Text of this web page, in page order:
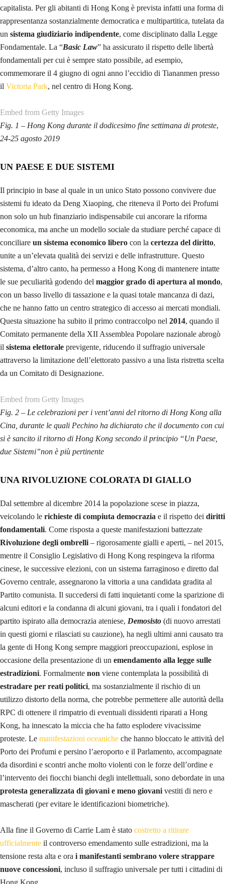
capitalista. Per gli abitanti di Hong Kong è prevista infatti una forma di
rappresentanza sostanzialmente democratica e multipartitica, tutelata da
un sistema giudiziario indipendente, come disciplinato dalla Legge
Fondamentale. La “Basic Law” ha assicurato il rispetto delle libertà
fondamentali per cui è sempre stato possibile, ad esempio,
commemorare il 4 giugno di ogni anno l’eccidio di Tiananmen presso
il Victoria Park, nel centro di Hong Kong.
Embed from Getty Images
Fig. 1 – Hong Kong durante il dodicesimo fine settimana di proteste
24-25 agosto 2019
UN PAESE E DUE SISTEMI
Il principio in base al quale in un unico Stato possono convivere due
sistemi fu ideato da Deng Xiaoping, che riteneva il Porto dei Profumi
non solo un hub finanziario indispensabile cui ancorare la riforma
economica, ma anche un modello sociale da studiare perché capace di
unite a un’elevata qualità dei servizi e delle infrastrutture. Questo
sistema, d’altro canto, ha permesso a Hong Kong di mantenere intatte
le sue peculiarità godendo del
con un basso livello di tassazione e la quasi totale mancanza di dazi,
che ne hanno fatto un centro strategico di accesso ai mercati mondiali.
Comitato permanente della XII Assemblea Popolare nazionale abrogò
attraverso la limitazione dell’elettorato passivo a una lista ristretta scelta
da un Comitato di Designazione.
Embed from Getty Images
Fig. 2 – Le celebrazioni per i vent’anni del ritorno di Hong Kong alla
Cina, durante le quali Pechino ha dichiarato che il documento con cui
si è sancito il ritorno di Hong Kong secondo il principio “Un Paese,
due Sistemi”non è più pertinente
UNA RIVOLUZIONE COLORATA DI GIALLO
Dal settembre al dicembre 2014 la popolazione scese in piazza,
fondamentali. Come risposta a queste manifestazioni battezzate
Rivoluzione degli ombrelli – rigorosamente gialli e aperti, – nel 2015,
mentre il Consiglio Legislativo di Hong Kong respingeva la riforma
cinese, le successive elezioni, con un sistema farraginoso e diretto dal
Governo centrale, assegnarono la vittoria a una candidata gradita al